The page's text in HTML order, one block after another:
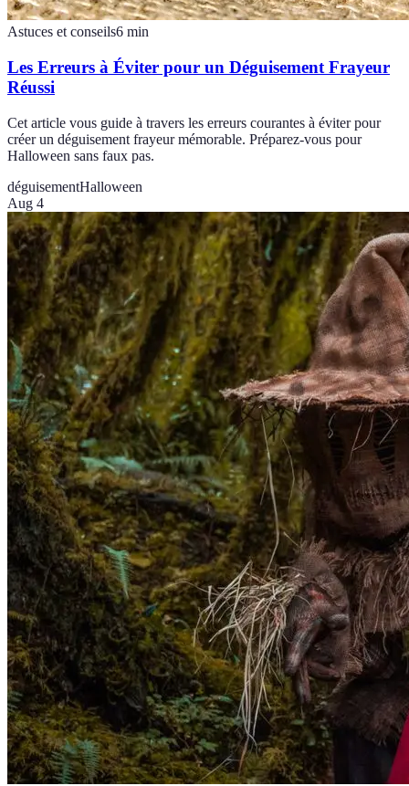
Astuces et conseils6 min
Les Erreurs à Éviter pour un Déguisement Frayeur
Réussi
Cet article vous guide à travers les erreurs courantes à éviter pour
créer un déguisement frayeur mémorable. Préparez-vous pour
Halloween sans faux pas.
déguisementHalloween
Aug 4